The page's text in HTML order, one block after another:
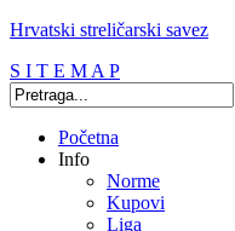
Hrvatski streličarski savez
S I T E M A P
Početna
Info
Norme
Kupovi
Liga